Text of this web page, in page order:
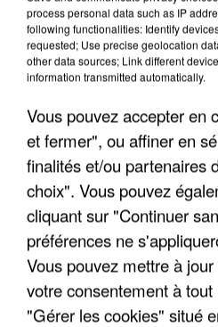
APRÈS TOUTES CES
DE FAUNE SAUVAGE
process personal data such as IP
following functionalities: Identify
requested; Use precise geolocation
other data sources; Link different
information transmitted automatically.
Vous pouvez accepter en
et fermer", ou affiner en
finalités et/ou partenaires
choix". Vous pouvez
cliquant sur "Continuer
préférences ne
Vous pouvez mettre à
votre consentement à
"Gérer les cookies" situé